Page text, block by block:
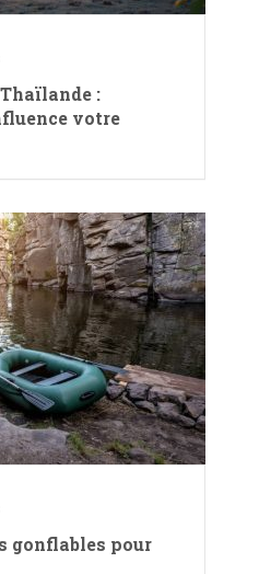
:
votre
gonflables pour